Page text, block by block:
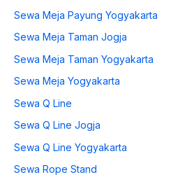
Sewa Meja Payung Yogyakarta
Sewa Meja Taman Jogja
Sewa Meja Taman Yogyakarta
Sewa Meja Yogyakarta
Sewa Q Line
Sewa Q Line Jogja
Sewa Q Line Yogyakarta
Sewa Rope Stand